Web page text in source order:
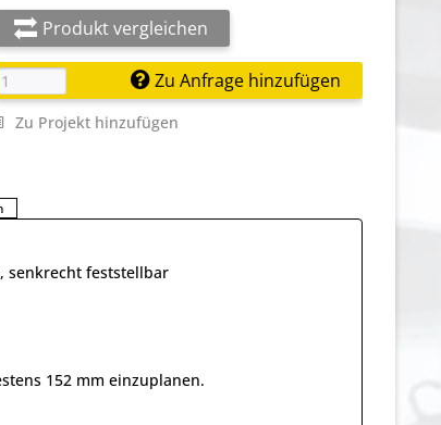
Produkt vergleichen
Zu Anfrage hinzufügen
Zu Projekt hinzufügen
senkrecht feststellbar
152 mm einzuplanen.